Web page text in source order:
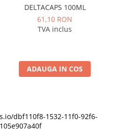
DELTACAPS 100ML
61,10 RON
TVA inclus
ADAUGA IN COS
dbf110f8-1532-11f0-92f6-